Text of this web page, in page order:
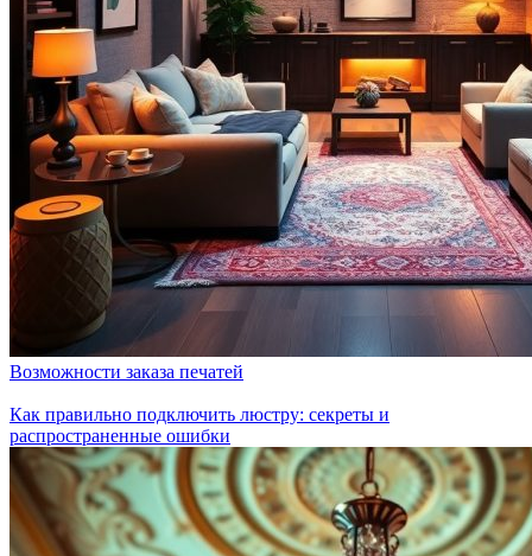
Возможности заказа печатей
Как правильно подключить люстру: секреты и
распространенные ошибки